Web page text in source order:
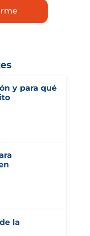
y para qué
la